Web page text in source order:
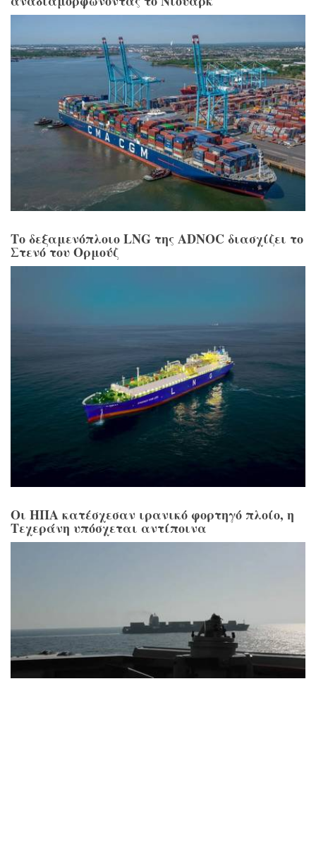
Το δεξαμενόπλοιο LNG της ADNOC διασχίζει το
Στενό του Ορμούζ
Οι ΗΠΑ κατέσχεσαν ιρανικό φορτηγό πλοίο, η
Τεχεράνη υπόσχεται αντίποινα